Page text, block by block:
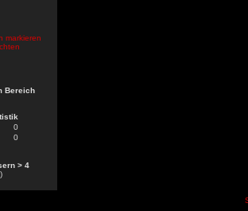
markieren
Bereich
0
0
> 4